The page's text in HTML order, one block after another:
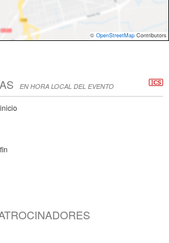
© OpenStreetMap Contributors
EN HORA LOCAL DEL EVENTO